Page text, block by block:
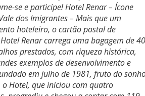
se e participe! Hotel Renar – Ícone
dos Imigrantes – Mais que um
hoteleiro, o cartão postal de
Renar carrega uma bagagem de 40
prestados, com riqueza histórica,
exemplos de desenvolvimento e
em julho de 1981, fruto do
o Hotel, que iniciou com quatro